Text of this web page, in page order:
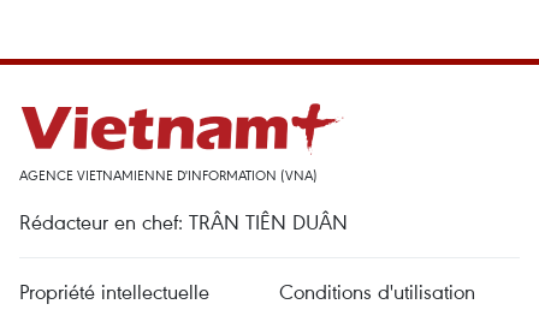
AGENCE VIETNAMIENNE D'INFORMATION (VNA)
Rédacteur en chef: TRÂN TIÊN DUÂN
Propriété intellectuelle Conditions d'utilisation